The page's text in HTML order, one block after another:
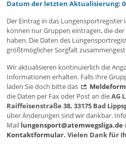
Datum der letzten Aktualisierung:
Der Eintrag in das
können nur Gruppen eintragen, die
haben. Die Daten des
größtmöglicher Sorgfalt
Wir aktualisieren kontinuierlich die
Informationen erhalten. Falls Ihre
laden Sie doch bitte das
die Daten per Fax oder Post an dieAG
Raiffeisenstraße 38, 33175 Bad
über Änderungen sind wir dankbar.
Mail lungensport@atemwegsliga.de
Kontaktformular. Vielen Dank für